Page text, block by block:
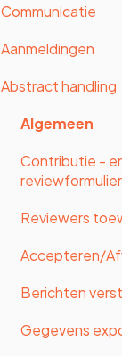
Organisatie
Algemene
Formulier
Betalingen
Vormgeving
website
Communicatie
E-mail
Contacten
Berichten sturen
Enquête
Aanmeldingen
Statistieken
Aanmeldingen
Gedetailleerde
statistieken
Uploadtool
Certificaten
Abstract handling
Algemeen
Contributie -
reviewformulier
Reviewers
Accepteren/
Berichten
Gegevens